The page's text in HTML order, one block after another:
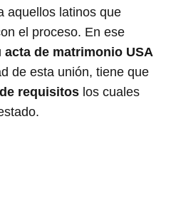
aquellos latinos que
el proceso. En ese
acta de matrimonio USA
de esta unión, tiene que
requisitos los cuales